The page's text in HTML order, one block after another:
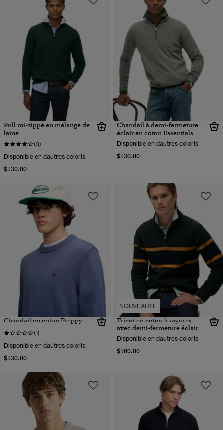
Pull mi-zippé en mélange de
laine
(3)
Disponible en dautres coloris
$130.00
Chandail à demi-fermeture
éclair en coton Essentials
Disponible en dautres coloris
$130.00
Chandail en coton Preppy
(1)
Disponible en dautres coloris
$130.00
NOUVEAUTÉ
Tricot en coton à rayures
avec demi-fermeture éclair
Disponible en dautres coloris
$160.00